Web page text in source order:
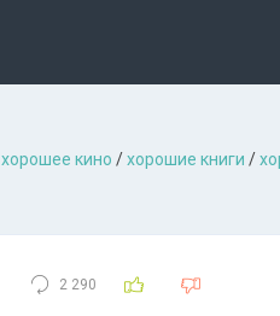
хорошее кино /хорошие книги /
2 290